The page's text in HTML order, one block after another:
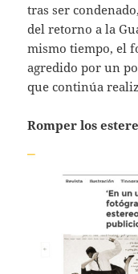
tras ser
del retorno a la
mismo tiempo, el
agredido por un
que continúa
Romper los